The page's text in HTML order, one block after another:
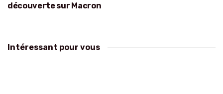
découverte sur Macron
Intéressant pour vous